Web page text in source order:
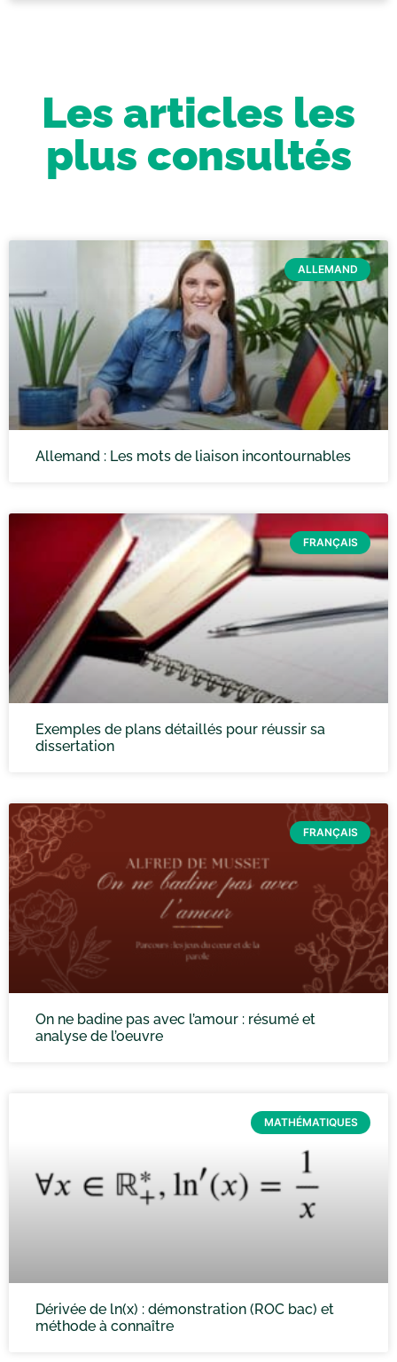
Les articles les
plus consultés
ALLEMAND
Allemand : Les mots de liaison incontournables
FRANÇAIS
Exemples de plans détaillés pour réussir sa
dissertation
FRANÇAIS
On ne badine pas avec l’amour : résumé et
analyse de l’oeuvre
MATHÉMATIQUES
Dérivée de ln(x) : démonstration (ROC bac) et
méthode à connaître